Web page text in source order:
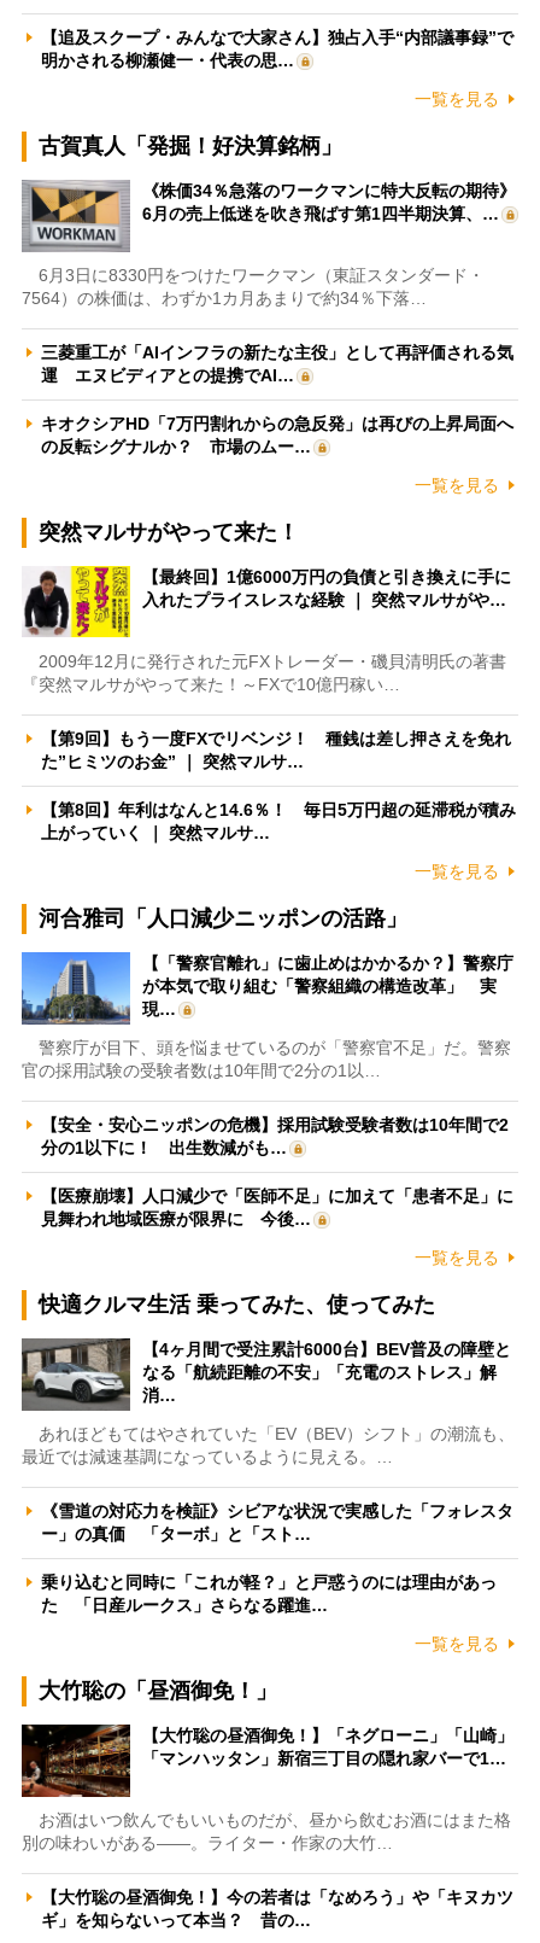
【追及スクープ・みんなで大家さん】独占入手“内部議事録”で
明かされる柳瀬健一・代表の思…
一覧を見る
古賀真人「発掘！好決算銘柄」
《株価34％急落のワークマンに特大反転の期待》
6月の売上低迷を吹き飛ばす第1四半期決算、…
6月3日に8330円をつけたワークマン（東証スタンダード・
7564）の株価は、わずか1カ月あまりで約34％下落…
三菱重工が「AIインフラの新たな主役」として再評価される気
運 エヌビディアとの提携でAI…
キオクシアHD「7万円割れからの急反発」は再びの上昇局面へ
の反転シグナルか？ 市場のムー…
一覧を見る
突然マルサがやって来た！
【最終回】1億6000万円の負債と引き換えに手に
入れたプライスレスな経験 ｜ 突然マルサがや…
2009年12月に発行された元FXトレーダー・磯貝清明氏の著書
『突然マルサがやって来た！～FXで10億円稼い…
【第9回】もう一度FXでリベンジ！ 種銭は差し押さえを免れ
た”ヒミツのお金” ｜ 突然マルサ…
【第8回】年利はなんと14.6％！ 毎日5万円超の延滞税が積み
上がっていく ｜ 突然マルサ…
一覧を見る
河合雅司「人口減少ニッポンの活路」
【「警察官離れ」に歯止めはかかるか？】警察庁
が本気で取り組む「警察組織の構造改革」 実
現…
警察庁が目下、頭を悩ませているのが「警察官不足」だ。警察
官の採用試験の受験者数は10年間で2分の1以…
【安全・安心ニッポンの危機】採用試験受験者数は10年間で2
分の1以下に！ 出生数減がも…
【医療崩壊】人口減少で「医師不足」に加えて「患者不足」に
見舞われ地域医療が限界に 今後…
一覧を見る
快適クルマ生活 乗ってみた、使ってみた
【4ヶ月間で受注累計6000台】BEV普及の障壁と
なる「航続距離の不安」「充電のストレス」解
消…
あれほどもてはやされていた「EV（BEV）シフト」の潮流も、
最近では減速基調になっているように見える。…
《雪道の対応力を検証》シビアな状況で実感した「フォレスタ
ー」の真価 「ターボ」と「スト…
乗り込むと同時に「これが軽？」と戸惑うのには理由があっ
た 「日産ルークス」さらなる躍進…
一覧を見る
大竹聡の「昼酒御免！」
【大竹聡の昼酒御免！】「ネグローニ」「山崎」
「マンハッタン」新宿三丁目の隠れ家バーで1…
お酒はいつ飲んでもいいものだが、昼から飲むお酒にはまた格
別の味わいがある――。ライター・作家の大竹…
【大竹聡の昼酒御免！】今の若者は「なめろう」や「キヌカツ
ギ」を知らないって本当？ 昔の…